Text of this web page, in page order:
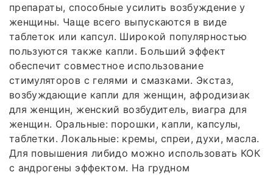
препараты, способные усилить возбуждение у
женщины. Чаще всего выпускаются в виде
таблеток или капсул. Широкой популярностью
пользуются также капли. Больший эффект
обеспечит совместное использование
стимуляторов с гелями и смазками. Экстаз,
возбуждающие капли для женщин, афродизиак
для женщин, женский возбудитель, виагра для
женщин. Оральные: порошки, капли, капсулы,
таблетки. Локальные: кремы, спреи, духи, масла.
Для повышения либидо можно использовать КОК
с андрогены эффектом. На грудном